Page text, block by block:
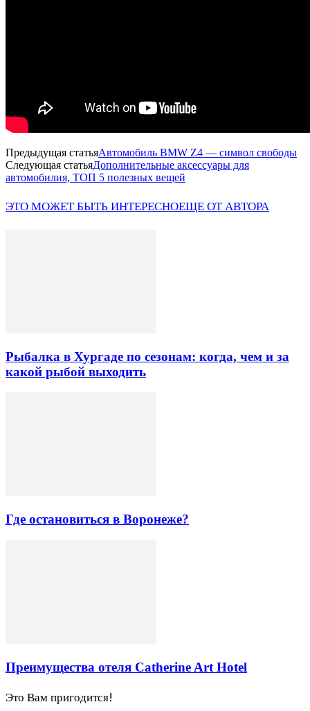
Предыдущая статьяАвтомобиль BMW Z4 — символ свободы
Следующая статьяДополнительные аксессуары для
автомобилия, ТОП 5 полезных вещей
ЭТО МОЖЕТ БЫТЬ ИНТЕРЕСНОЕЩЕ ОТ АВТОРА
Рыбалка в Хургаде по сезонам: когда, чем и за
какой рыбой выходить
Где остановиться в Воронеже?
Преимущества отеля Catherine Art Hotel
Это Вам пригодится!